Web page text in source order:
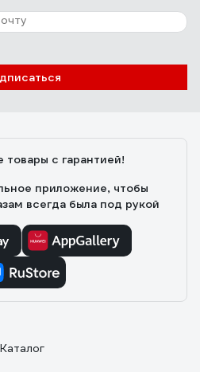
товары с гарантией!
приложение, чтобы
всегда была под рукой
Каталог